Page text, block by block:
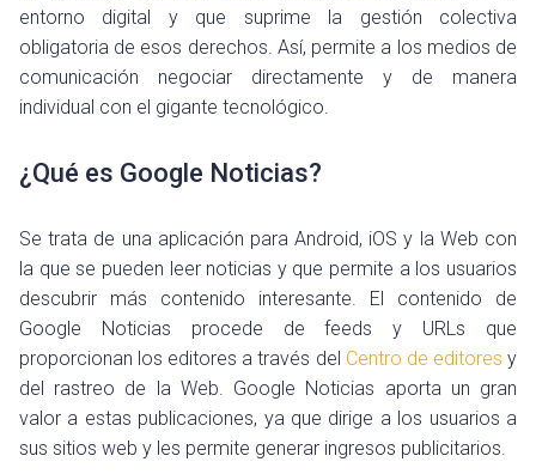
entorno digital y que suprime la gestión colectiva
obligatoria de esos derechos. Así, permite a los medios de
comunicación negociar directamente y de manera
individual con el gigante tecnológico.
¿Qué es Google Noticias?
Se trata de una aplicación para Android, iOS y la Web con
la que se pueden leer noticias y que permite a los usuarios
descubrir más contenido interesante. El contenido de
Google Noticias procede de feeds y URLs que
proporcionan los editores a través del Centro de editores y
del rastreo de la Web. Google Noticias aporta un gran
valor a estas publicaciones, ya que dirige a los usuarios a
sus sitios web y les permite generar ingresos publicitarios.